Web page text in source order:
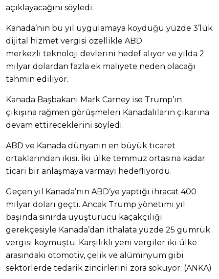
açıklayacağını söyledi.
Kanada’nın bu yıl uygulamaya koyduğu yüzde 3’lük
dijital hizmet vergisi özellikle ABD
merkezli teknoloji devlerini hedef alıyor ve yılda 2
milyar dolardan fazla ek maliyete neden olacağı
tahmin ediliyor.
Kanada Başbakanı Mark Carney ise Trump’ın
çıkışına rağmen görüşmeleri Kanadalıların çıkarına
devam ettireceklerini söyledi.
ABD ve Kanada dünyanın en büyük ticaret
ortaklarından ikisi. İki ülke temmuz ortasına kadar
ticari bir anlaşmaya varmayı hedefliyordu.
Geçen yıl Kanada’nın ABD’ye yaptığı ihracat 400
milyar doları geçti. Ancak Trump yönetimi yıl
başında sınırda uyuşturucu kaçakçılığı
gerekçesiyle Kanada’dan ithalata yüzde 25 gümrük
vergisi koymuştu. Karşılıklı yeni vergiler iki ülke
arasındaki otomotiv, çelik ve alüminyum gibi
sektörlerde tedarik zincirlerini zora sokuyor. (ANKA)